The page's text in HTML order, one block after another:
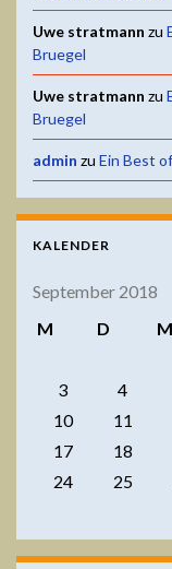
Uwe stratmann zu
Bruegel
Uwe stratmann zu
Bruegel
admin zu Ein Best
KALENDER
September 2018
M
D M
3
4
10
11
17
18
24
25